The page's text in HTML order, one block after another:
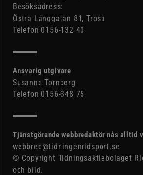
Besöksadress:
Östra Långgatan 81, Trosa
Telefon 0156-132 40
Ansvarig utgivare
Susanne Tornberg
Telefon 0156-348 75
Tjänstgörande webbredaktör nås alltid
webbred@tidningenridsport.se
© Copyright Tidningsaktiebolaget
och bild.